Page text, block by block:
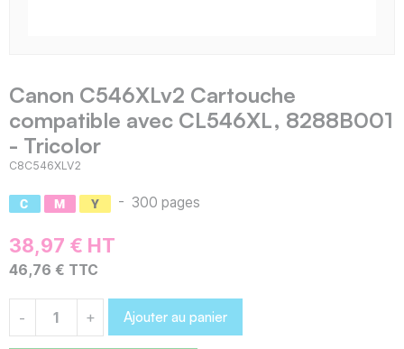
Canon C546XLv2 Cartouche
compatible avec CL546XL, 8288B001
- Tricolor
C8C546XLV2
- 300 pages
38,97 € HT
46,76 € TTC
- + Ajouter au panier